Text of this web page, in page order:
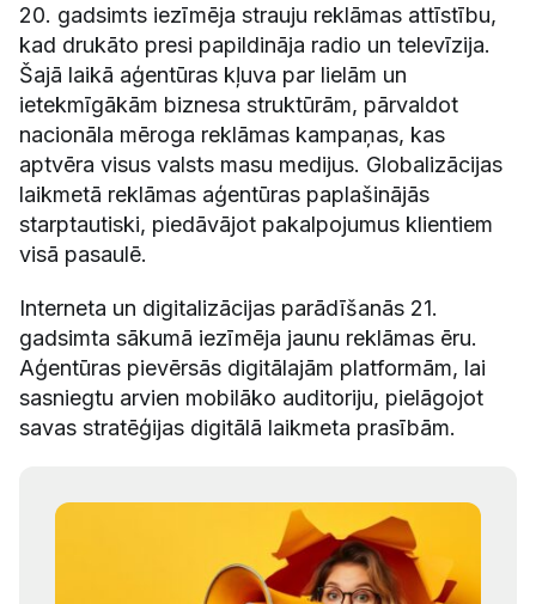
20. gadsimts iezīmēja strauju reklāmas attīstību,
kad drukāto presi papildināja radio un televīzija.
Šajā laikā aģentūras kļuva par lielām un
ietekmīgākām biznesa struktūrām, pārvaldot
nacionāla mēroga reklāmas kampaņas, kas
aptvēra visus valsts masu medijus. Globalizācijas
laikmetā reklāmas aģentūras paplašinājās
starptautiski, piedāvājot pakalpojumus klientiem
visā pasaulē.
Interneta un digitalizācijas parādīšanās 21.
gadsimta sākumā iezīmēja jaunu reklāmas ēru.
Aģentūras pievērsās digitālajām platformām, lai
sasniegtu arvien mobilāko auditoriju, pielāgojot
savas stratēģijas digitālā laikmeta prasībām.